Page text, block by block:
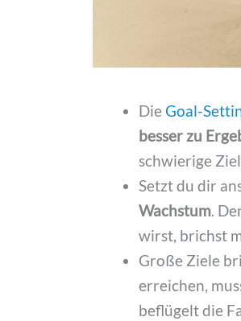
Die Goal-
besser zu
schwierige
Setzt du dir
Wachstum.
wirst, brichst
Große Ziele
erreichen,
beflügelt die